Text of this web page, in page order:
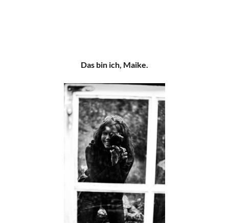
Das bin ich, Maike.